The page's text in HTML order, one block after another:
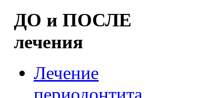
ДО и ПОСЛЕ
лечения
Лечение